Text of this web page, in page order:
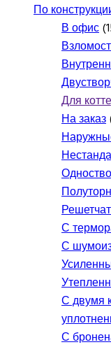
По
В офис
Для
На заказ
С
С
С двумя
С